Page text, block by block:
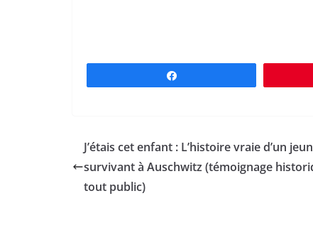
J’étais cet enfant : L’histoire vraie d’un
survivant à Auschwitz (témoignage
tout public)